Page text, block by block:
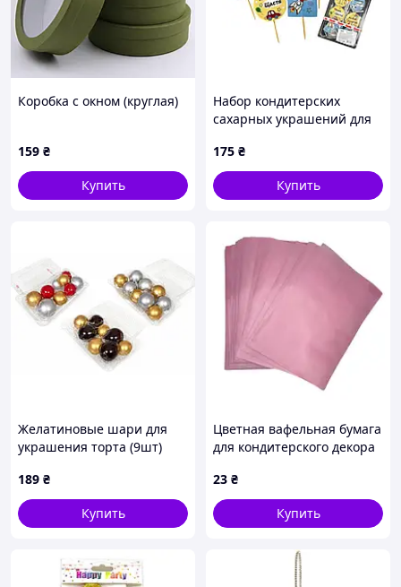
Коробка с окном (круглая)
159 ₴
Купить
Набор кондитерских
сахарных украшений для
175 ₴
Купить
Желатиновые шари для
украшения торта (9шт)
189 ₴
Купить
Цветная вафельная бумага
для кондитерского декора
23 ₴
Купить